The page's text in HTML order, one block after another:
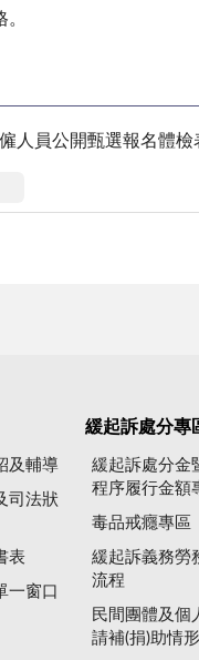
人員公開甄選報名體檢
及輔導
司法狀
表
一窗口
緩起訴處分專
緩起訴處分金
程序履行金額
毒品戒癮專區
緩起訴義務勞
流程
民間團體及個
請補(捐)助情形